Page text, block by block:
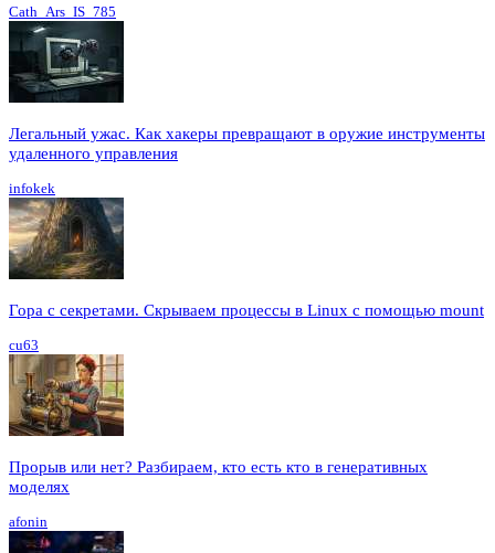
Cath_Ars_IS_785
Легальный ужас. Как хакеры превращают в оружие инструменты
удаленного управления
infokek
Гора с секретами. Скрываем процессы в Linux c помощью mount
cu63
Прорыв или нет? Разбираем, кто есть кто в генеративных
моделях
afonin